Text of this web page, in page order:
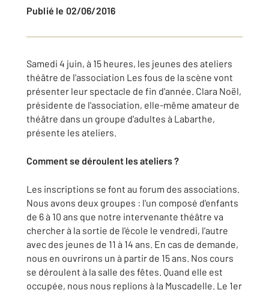
Publié le 02/06/2016
Samedi 4 juin, à 15 heures, les jeunes des ateliers
théâtre de l'association Les fous de la scène vont
présenter leur spectacle de fin d'année. Clara Noël,
présidente de l'association, elle-même amateur de
théâtre dans un groupe d'adultes à Labarthe,
présente les ateliers.
Comment se déroulent les ateliers ?
Les inscriptions se font au forum des associations.
Nous avons deux groupes : l'un composé d'enfants
de 6 à 10 ans que notre intervenante théâtre va
chercher à la sortie de l'école le vendredi, l'autre
avec des jeunes de 11 à 14 ans. En cas de demande,
nous en ouvrirons un à partir de 15 ans. Nos cours
se déroulent à la salle des fêtes. Quand elle est
occupée, nous nous replions à la Muscadelle. Le 1er